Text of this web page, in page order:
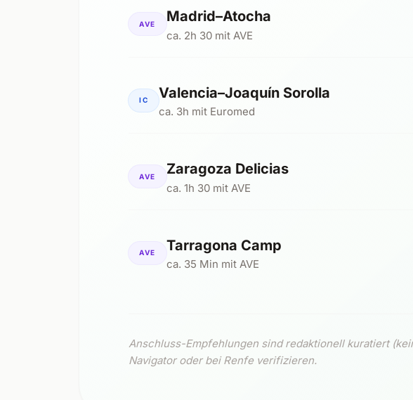
AVE Madrid–Atocha
ca. 2h 30 mit AVE
IC Valencia–Joaquín Sorolla
ca. 3h mit Euromed
AVE Zaragoza Delicias
ca. 1h 30 mit AVE
AVE Tarragona Camp
ca. 35 Min mit AVE
Anschluss-Empfehlungen sind redaktionell kuratiert
Navigator oder bei Renfe verifizieren.